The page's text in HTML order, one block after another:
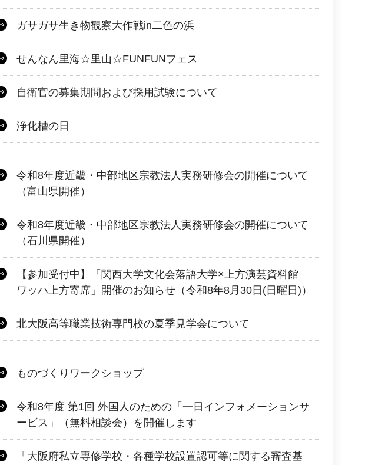
ガサガサ生き物観察大作戦in二色の浜
せんなん里海☆里山☆FUNFUNフェス
自衛官の募集期間および採用試験について
浄化槽の日
令和8年度近畿・中部地区宗教法人実務研修会の開催について
（富山県開催）
令和8年度近畿・中部地区宗教法人実務研修会の開催について
（石川県開催）
【参加受付中】「関西大学文化会落語大学×上方演芸資料館
ワッハ上方寄席」開催のお知らせ（令和8年8月30日(日曜日)）
北大阪高等職業技術専門校の夏季見学会について
ものづくりワークショップ
令和8年度 第1回 外国人のための「一日インフォメーションサ
ービス」（無料相談会）を開催します
「大阪府私立専修学校・各種学校設置認可等に関する審査基